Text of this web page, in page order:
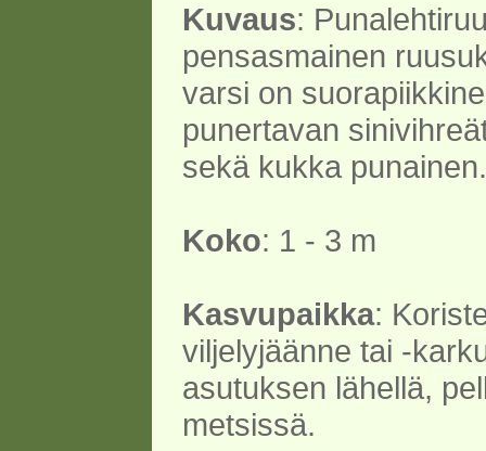
Kuvaus:
pensasmainen
varsi on
punertavan
sekä kukka punainen.
Koko: 1 - 3 m
Kasvupaikka:
viljelyjäänne tai -
asutuksen lähellä,
metsissä.